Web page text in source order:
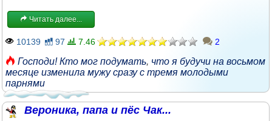
Читать далее...
10139 97 7.46 2
Господи! Кто мог подумать, что я будучи на восьмом
месяце изменила мужу сразу с тремя молодыми
парнями
Вероника, папа и пёс Чак...